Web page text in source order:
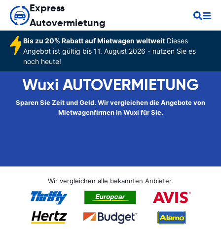
Express
Autovermietung
Bis zu 20% Rabatt auf Mietwagen weltweitDieses
Angebot ist gültig bis 11. August 2026 - nutzen Sie es
noch heute!
Wuxi AUTOVERMIETUNG
Sparen Sie Zeit und Geld. Wir vergleichen die Angebote von
Mietwagenfirmen in Wuxi für Sie.
Wir vergleichen alle bekannten Anbieter.